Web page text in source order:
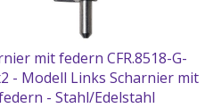
mit federn CFR.8518-G-
- Modell Links Scharnier mit
- Stahl/Edelstahl